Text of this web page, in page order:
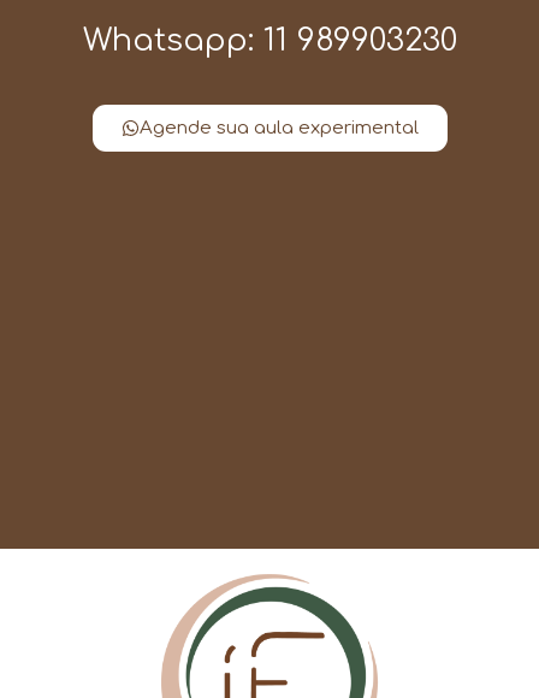
Whatsapp: 11 989903230
Agende sua aula experimental